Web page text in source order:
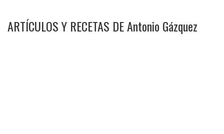
ARTÍCULOS Y RECETAS DE Antonio Gázquez